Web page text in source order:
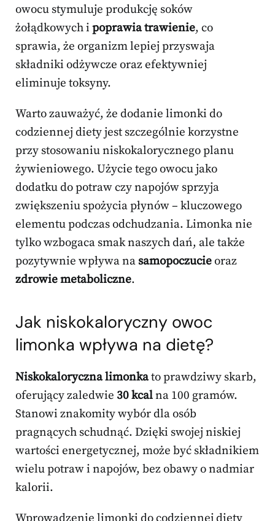
owocu stymuluje produkcję soków
żołądkowych i poprawia trawienie, co
sprawia, że organizm lepiej przyswaja
składniki odżywcze oraz efektywniej
eliminuje toksyny.
Warto zauważyć, że dodanie limonki do
codziennej diety jest szczególnie korzystne
przy stosowaniu niskokalorycznego planu
żywieniowego. Użycie tego owocu jako
dodatku do potraw czy napojów sprzyja
zwiększeniu spożycia płynów – kluczowego
elementu podczas odchudzania. Limonka nie
tylko wzbogaca smak naszych dań, ale także
pozytywnie wpływa na samopoczucieoraz
zdrowie metaboliczne.
Jak niskokaloryczny owoc
limonka wpływa na dietę?
Niskokaloryczna limonkato prawdziwy skarb,
oferujący zaledwie 30 kcalna 100 gramów.
Stanowi znakomity wybór dla osób
pragnących schudnąć. Dzięki swojej niskiej
wartości energetycznej, może być składnikiem
wielu potraw i napojów, bez obawy o nadmiar
kalorii.
Wprowadzenie limonki do codziennej diety